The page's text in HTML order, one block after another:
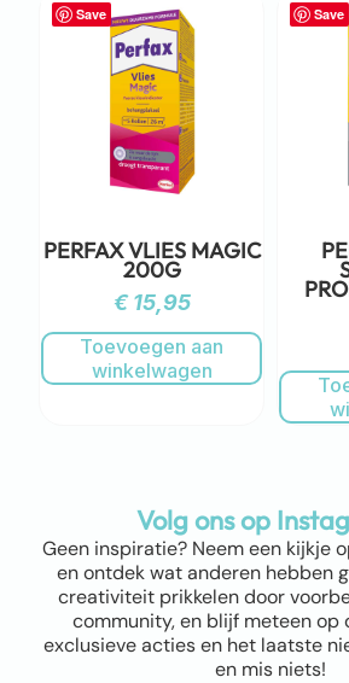
Save
PERFAX VLIES MAGIC
200G
€15,95
Toevoegen aan
winkelwagen
Save
Volg ons op
Geen inspiratie? Neem een kijkje
en ontdek wat anderen hebben
creativiteit prikkelen door
community, en blijf meteen op
exclusieve acties en het laatste
en mis niets!